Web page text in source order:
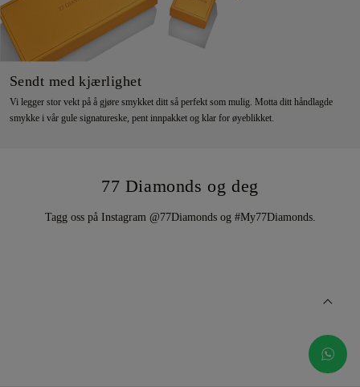
Sendt med kjærlighet
Vi legger stor vekt på å gjøre smykket ditt så perfekt som mulig. Motta ditt håndlagde
smykke i vår gule signatureske, pent innpakket og klar for øyeblikket.
77 Diamonds og deg
Tagg oss på Instagram @77Diamonds og #My77Diamonds.